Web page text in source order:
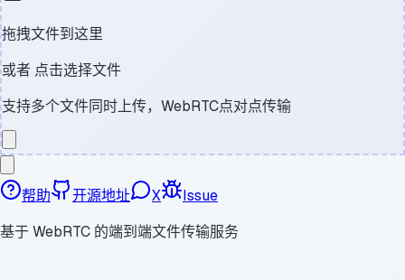
拖拽文件到这里
或者 点击选择文件
支持多个文件同时上传，WebRTC点对点传输
帮助 开源地址 X
Issue
基于 WebRTC 的端到端文件传输服务